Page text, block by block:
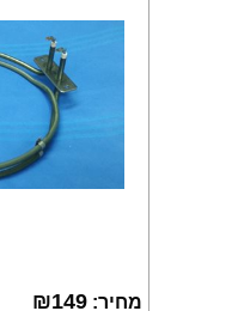
מחיר: ₪149